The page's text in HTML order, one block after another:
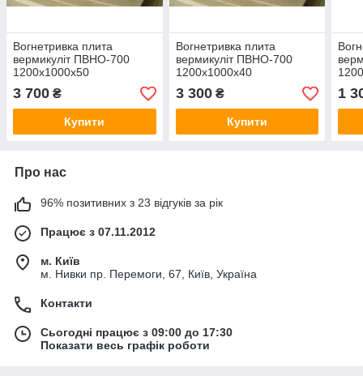
Вогнетривка плита
вермикуліт ПВНО-700
1200х1000х50
3 700 ₴
Купити
Вогнетривка плита
вермикуліт ПВНО-700
1200х1000х40
3 300₴
Купити
1
Про нас
96% позитивних з 23 відгуків за рік
Працює з 07.11.2012
м. Київ
м. Нивки пр. Перемоги, 67, Київ, Україна
Контакти
Сьогодні працює з 09:00 до 17:30
Показати весь графік роботи